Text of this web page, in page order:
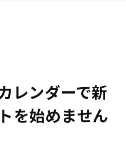
レンダーで新
を始めません